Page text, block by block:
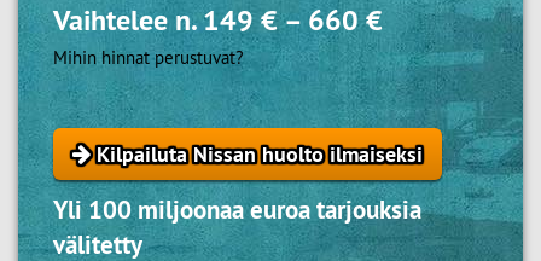
Vaihtelee n.149 €–660 €
Mihin hinnat perustuvat?
Kilpailuta Nissan huolto ilmaiseksi
Yli 100 miljoonaa euroa tarjouksia
välitetty